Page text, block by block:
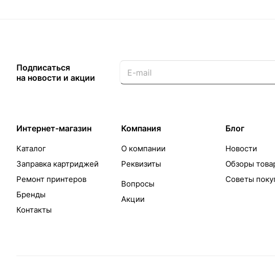
Подписаться
на новости и акции
Интернет-магазин
Каталог
Заправка картриджей
Ремонт принтеров
Бренды
Контакты
Компания
О компании
Реквизиты
Вопросы
Акции
Блог
Новости
Обзоры
Советы